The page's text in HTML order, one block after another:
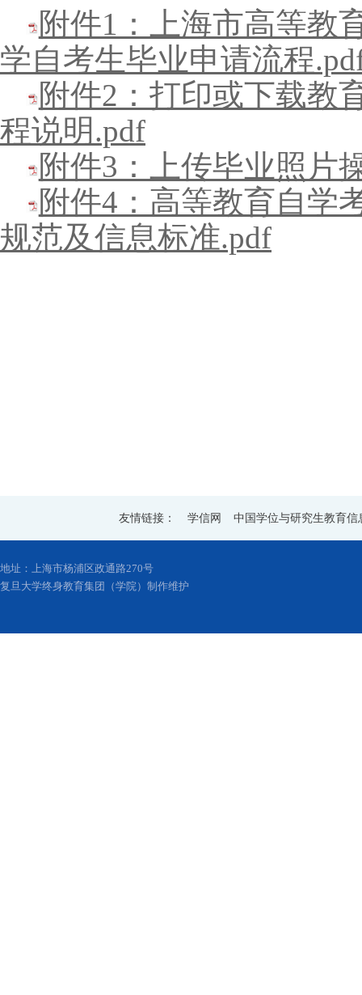
附件1：上海市高等教
学自考生毕业申请流程
附件2：打印或下载教
程说明.pdf
附件3：上传毕业照片
附件4：高等教育自学
规范及信息标准.pdf
友情链接： 学信网 中国学位与研究生教育信
地址：上海市杨浦区政通路270号
复旦大学终身教育集团（学院）制作维护